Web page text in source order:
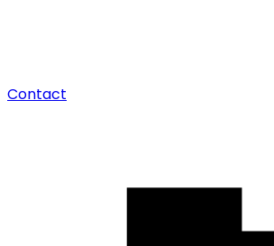
Contact